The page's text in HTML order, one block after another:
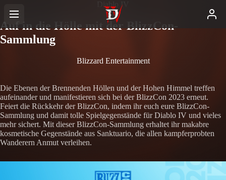
Diablo IV
Auf in die Hölle mit der BlizzCon-
Sammlung
Blizzard Entertainment
Die Ebenen der Brennenden Höllen und der Hohen Himmel treffen
aufeinander und manifestieren sich bei der BlizzCon 2023 erneut.
Feiert die Rückkehr der BlizzCon, indem ihr euch eure BlizzCon-
Sammlung und damit tolle Spielgegenstände für Diablo IV und vieles
mehr sichert. Mit dieser BlizzCon-Sammlung erhaltet ihr makabre
kosmetische Gegenstände aus Sanktuario, die allen kampferprobten
Wanderern Anmut verleihen.